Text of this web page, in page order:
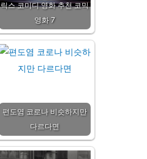
릭스 코미디 영화 추천 코믹
영화 7
편도염 코로나 비슷하지만
다르다면